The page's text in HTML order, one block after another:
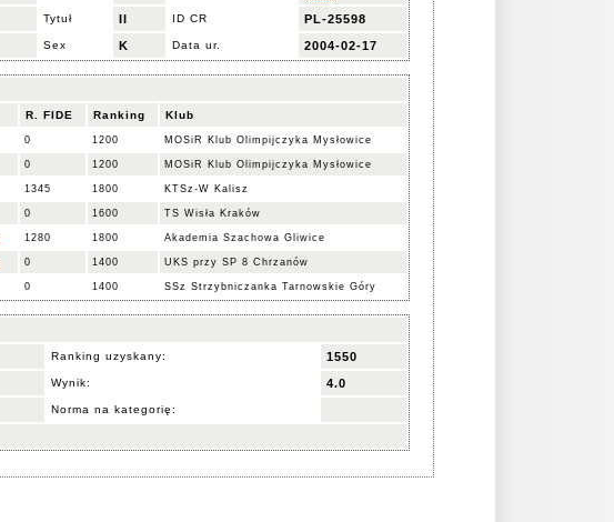
Tytuł II ID CR PL-25598
Sex K Data ur. 2004-02-17
R. FIDE Ranking Klub
0 1200 MOSiR Klub Olimpijczyka Mysłowice
0 1200 MOSiR Klub Olimpijczyka Mysłowice
1345 1800 KTSz-W Kalisz
0 1600 TS Wisła Kraków
1280 1800 Akademia Szachowa Gliwice
0 1400 UKS przy SP 8 Chrzanów
0 1400 SSz Strzybniczanka Tarnowskie Góry
Ranking uzyskany: 1550
Wynik: 4.0
Norma na kategorię: